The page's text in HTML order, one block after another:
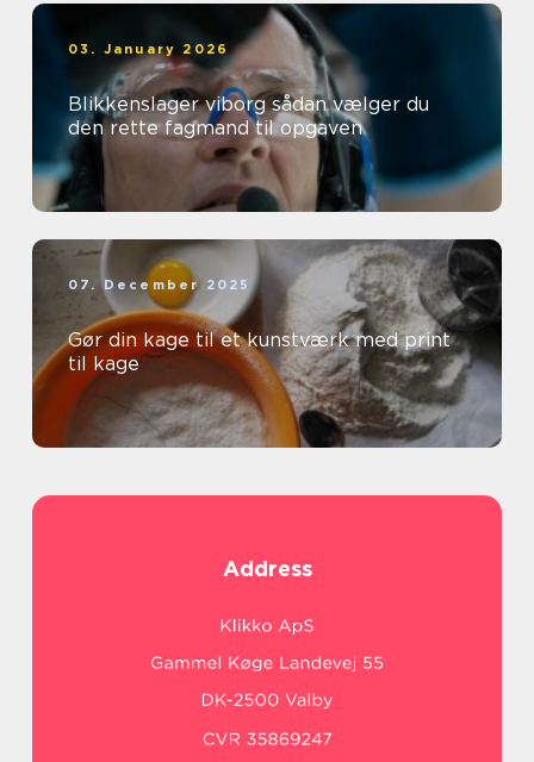
03. January 2026
Blikkenslager viborg sådan vælger du
den rette fagmand til opgaven
07. December 2025
Gør din kage til et kunstværk med print
til kage
Address